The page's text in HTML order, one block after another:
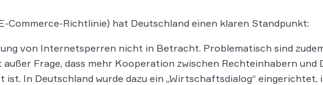
Richtlinie) hat Deutschland einen klaren Standpunkt:
von Internetsperren nicht in Betracht. Problematisch sind
Frage, dass mehr Kooperation zwischen Rechteinhabern und
In Deutschland wurde dazu ein „Wirtschaftsdialog“ eingerichtet,